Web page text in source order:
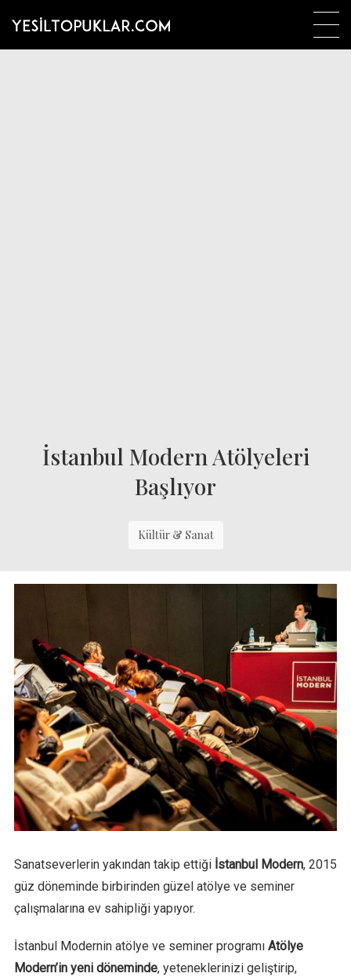
İstanbul Modern Atölyeleri
Başlıyor
Kültür & Sanat
Sanatseverlerin yakından takip ettiği İstanbul Modern, 2015
güz döneminde birbirinden güzel atölye ve seminer
çalışmalarına ev sahipliği yapıyor.
İstanbul Modernin atölye ve seminer programı Atölye
Modern’in yeni döneminde, yeteneklerinizi geliştirip,